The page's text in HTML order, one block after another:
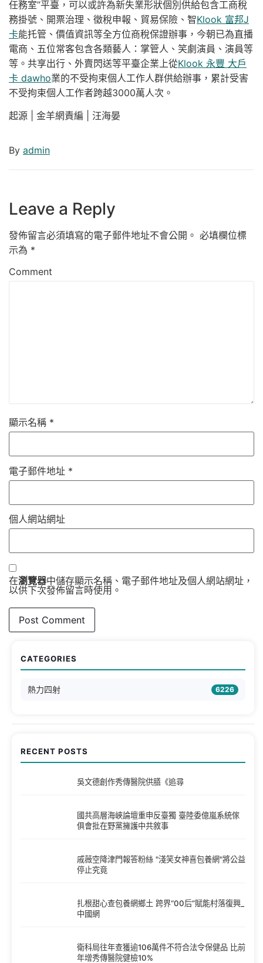
任務室”平臺，可以或許為新失業形狀個別供給包含工商稅
務掛號、開票治理、徵稅申報、貿易保險、智Klook 富邦J
卡能托管、價值資訊等全方位商稅保證辦事，今朝已為直播
電商、五位常客包含各類藝人：掌管人、笑劇演員、演員等
等。共享出行、外賣閃送等平臺企業上從Klook 永豐 大戶
卡 dawho業的不受拘束個人工作人群供給辦事，累計受害
不受拘束個人工作者跨越3000萬人次。
起源 | 金羊網責編 | 汪海晏
By admin
Leave a Reply
發佈留言必須填寫的電子郵件地址不會公開。 必填欄位標
示為 *
Comment
顯示名稱 *
電子郵件地址 *
個人網站網址
在瀏覽器中儲存顯示名稱、電子郵件地址及個人網站網址，
以供下次發佈留言時使用。
CATEGORIES
熱力四射 6226
RECENT POSTS
吳文德創作秀傳醫院供膳《追尋
國共高層海峽論壇重申反臺獨 臺陸委億嵐系統傢
俱會批在野黨擁護中共敘事
戚薇空降津門報答粉絲 "淺笑女神喜包養網"將公益
停止究竟
扎根甜心查包養網鄉土 跨界“00后”賦能村落復興_
中國網
衛科局往年查獲逾106萬件不符合法令保健品 比前
年增秀傳醫院健檢10%